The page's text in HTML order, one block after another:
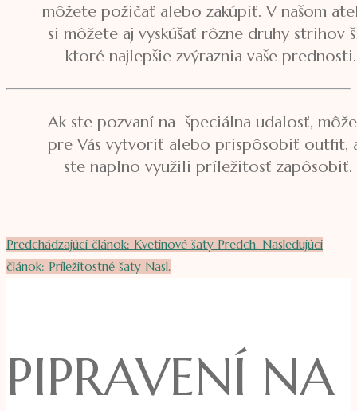
môžete požičať alebo zakúpiť. V našom
si môžete aj vyskúšať rôzne druhy strihov
ktoré najlepšie zvýraznia vaše
Ak ste pozvaní na špeciálna udalosť,
pre Vás vytvoriť alebo prispôsobiť outfit,
ste naplno využili príležitosť
Predchádzajúci článok: Kvetinové šaty Predch. Nasledujúci
článok: Príležitostné šaty Nasl.
PIPRAVENÍ NA